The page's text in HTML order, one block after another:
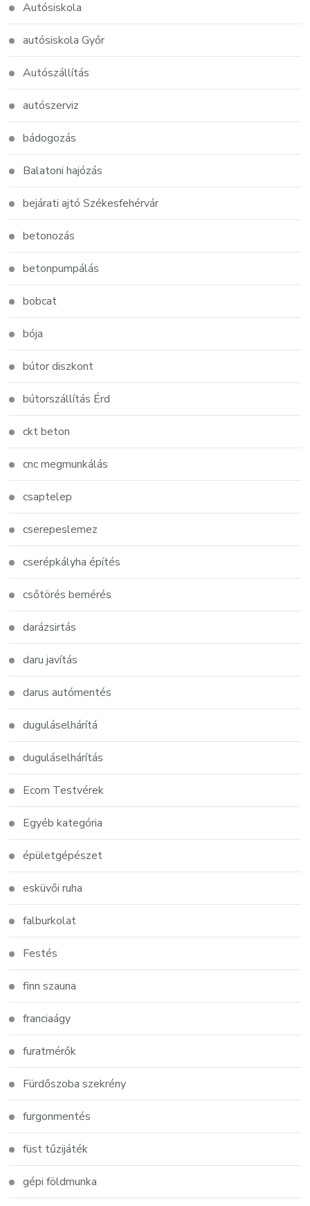
Autósiskola
autósiskola Győr
Autószállítás
autószerviz
bádogozás
Balatoni hajózás
bejárati ajtó Székesfehérvár
betonozás
betonpumpálás
bobcat
bója
bútor diszkont
bútorszállítás Érd
ckt beton
cnc megmunkálás
csaptelep
cserepeslemez
cserépkályha építés
csőtörés bemérés
darázsirtás
daru javítás
darus autómentés
duguláselhárítá
duguláselhárítás
Ecom Testvérek
Egyéb kategória
épületgépészet
esküvői ruha
falburkolat
Festés
finn szauna
franciaágy
furatmérők
Fürdőszoba szekrény
furgonmentés
füst tűzijáték
gépi földmunka